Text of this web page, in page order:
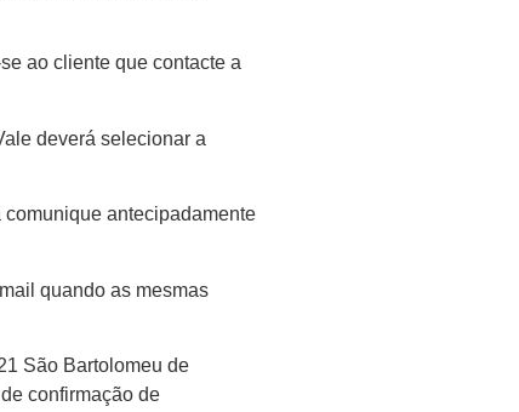
ao cliente que contacte a
deverá selecionar a
antecipadamente
quando as mesmas
São Bartolomeu de
confirmação de